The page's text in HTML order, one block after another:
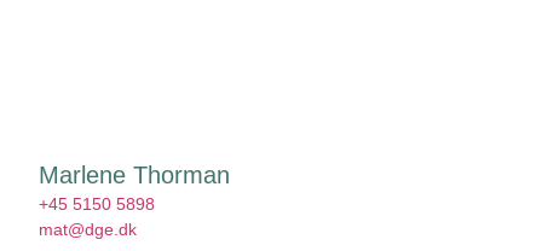
Marlene Thorman
+45 5150 5898
mat@dge.dk